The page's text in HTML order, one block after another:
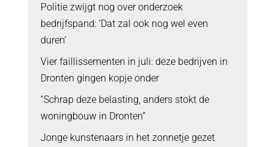
Politie zwijgt nog over onderzoek
bedrijfspand: ‘Dat zal ook nog wel even
duren’
Vier faillissementen in juli: deze bedrijven in
Dronten gingen kopje onder
“Schrap deze belasting, anders stokt de
woningbouw in Dronten”
Jonge kunstenaars in het zonnetje gezet